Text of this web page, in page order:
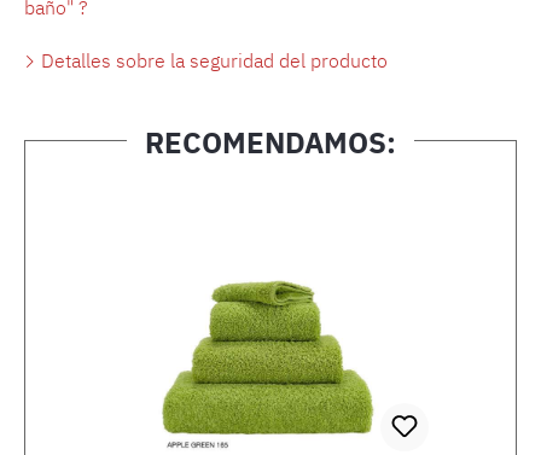
baño" ?
Detalles sobre la seguridad del producto
RECOMENDAMOS: